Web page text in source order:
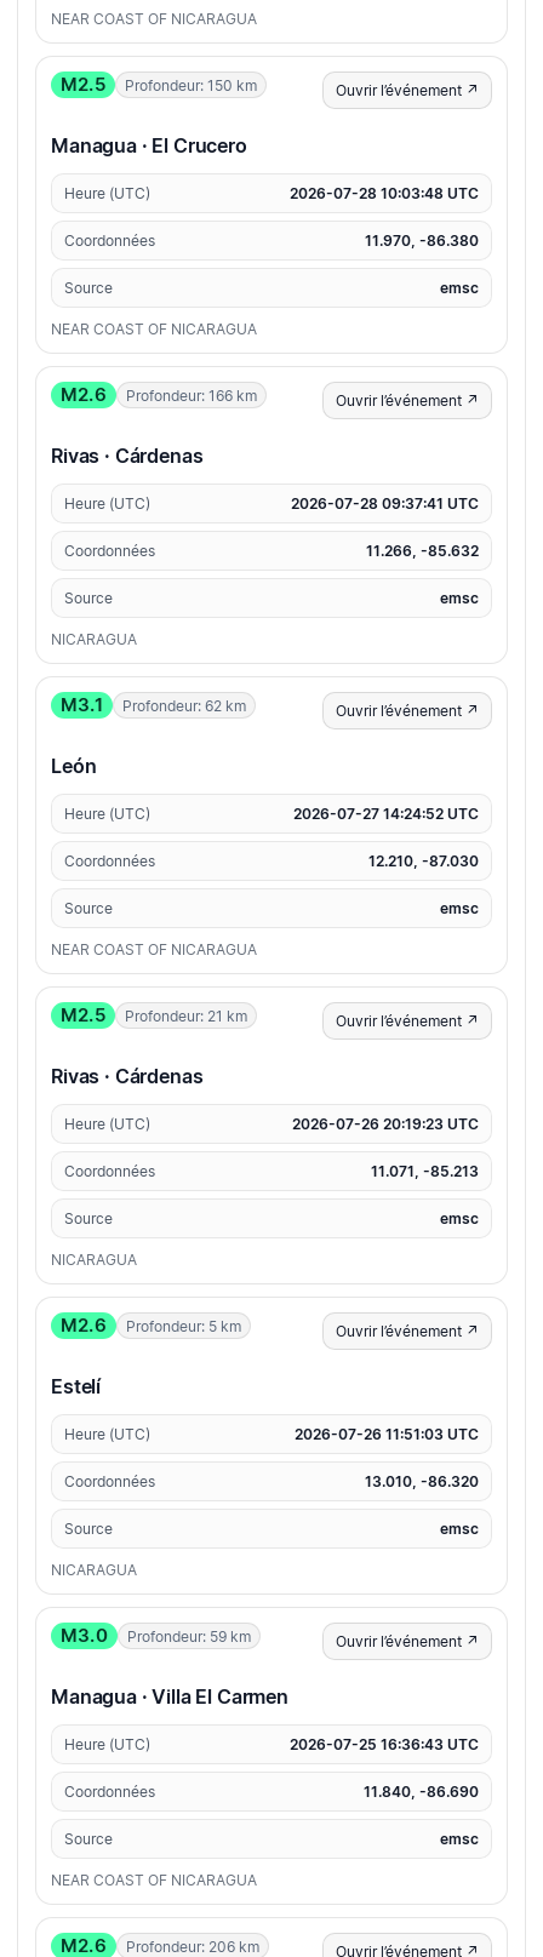
NEAR COAST OF NICARAGUA
M2.5 Profondeur: 150 km Ouvrir l’événement ↗
Managua · El Crucero
Heure (UTC) 2026-07-28 10:03:48 UTC
Coordonnées 11.970, -86.380
Source emsc
NEAR COAST OF NICARAGUA
M2.6 Profondeur: 166 km Ouvrir l’événement ↗
Rivas · Cárdenas
Heure (UTC) 2026-07-28 09:37:41 UTC
Coordonnées 11.266, -85.632
Source emsc
NICARAGUA
M3.1 Profondeur: 62 km Ouvrir l’événement ↗
León
Heure (UTC) 2026-07-27 14:24:52 UTC
Coordonnées 12.210, -87.030
Source emsc
NEAR COAST OF NICARAGUA
M2.5 Profondeur: 21 km Ouvrir l’événement ↗
Rivas · Cárdenas
Heure (UTC) 2026-07-26 20:19:23 UTC
Coordonnées 11.071, -85.213
Source emsc
NICARAGUA
M2.6 Profondeur: 5 km Ouvrir l’événement ↗
Estelí
Heure (UTC) 2026-07-26 11:51:03 UTC
Coordonnées 13.010, -86.320
Source emsc
NICARAGUA
M3.0 Profondeur: 59 km Ouvrir l’événement ↗
Managua · Villa El Carmen
Heure (UTC) 2026-07-25 16:36:43 UTC
Coordonnées 11.840, -86.690
Source emsc
NEAR COAST OF NICARAGUA
M2.6 Profondeur: 206 km Ouvrir l’événement ↗